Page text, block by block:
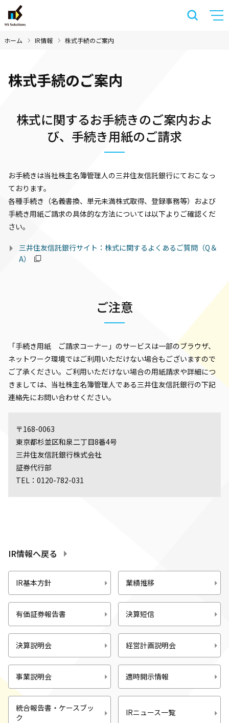
ホーム IR情報 株式手続のご案内
株式手続のご案内
株式に関するお手続きのご案内およ
び、手続き用紙のご請求
お手続きは当社株主名簿管理人の三井住友信託銀行にておこなっ
ております。
各種手続き（名義書換、単元未満株式取得、登録事務等）および
手続き用紙ご請求の具体的な方法については以下よりご確認くだ
さい。
三井住友信託銀行サイト：株式に関するよくあるご質問（Q＆
A）
ご注意
「手続き用紙 ご請求コーナー」のサービスは一部のブラウザ、
ネットワーク環境ではご利用いただけない場合もございますので
ご了承ください。ご利用いただけない場合の用紙請求や詳細につ
きましては、当社株主名簿管理人である三井住友信託銀行の下記
連絡先にお問い合わせください。
〒168-0063
東京都杉並区和泉二丁目8番4号
三井住友信託銀行株式会社
証券代行部
TEL：0120-782-031
IR情報へ戻る
IR基本方針 業績推移
有価証券報告書 決算短信
決算説明会 経営計画説明会
事業説明会 適時開示情報
統合報告書・ケースブッ
ク
IRニュース一覧